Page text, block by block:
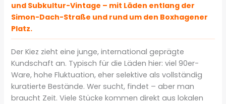
und Subkultur-Vintage – mit Läden entlang der
Simon-Dach-Straße und rund um den Boxhagener
Platz.
Der Kiez zieht eine junge, international geprägte
Kundschaft an. Typisch für die Läden hier: viel 90er-
Ware, hohe Fluktuation, eher selektive als vollständig
kuratierte Bestände. Wer sucht, findet – aber man
braucht Zeit. Viele Stücke kommen direkt aus lokalen